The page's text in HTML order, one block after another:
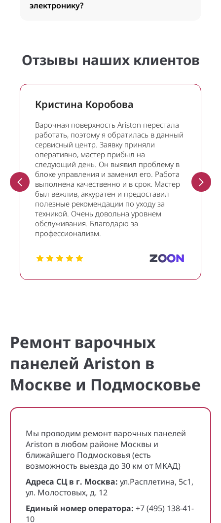
электронику?
Отзывы наших клиентов
Кристина Коробова
Варочная поверхность Ariston перестала
работать, поэтому я обратилась в данный
сервисный центр. Заявку приняли
оперативно, мастер прибыл на
следующий день. Он выявил проблему в
блоке управления и заменил его. Работа
выполнена качественно и в срок. Мастер
был вежлив, аккуратен и предоставил
полезные рекомендации по уходу за
техникой. Очень довольна уровнем
обслуживания. Благодарю за
профессионализм.
Ремонт варочных
панелей Ariston в
Москве и Подмосковье
Мы проводим ремонт варочных панелей
Ariston в любом районе Москвы и
ближайшего Подмосковья (есть
возможность выезда до 30 км от МКАД)
Адреса СЦ в г. Москва: ул.Расплетина, 5с1,
ул. Молостовых, д. 12
Единый номер оператора: +7 (495) 138-41-
10